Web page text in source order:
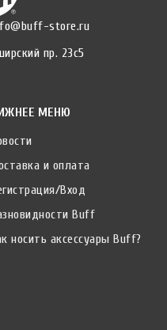
store.ru
пр. 23с5
МЕНЮ
и оплата
Вход
Buff
носить аксессуары Buff?